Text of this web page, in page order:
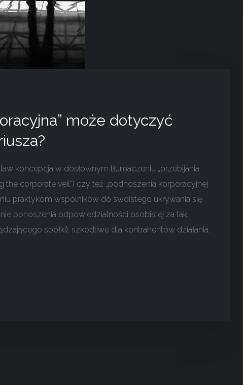
może dotyczyć
koncepcja w dosłownym tłumaczeniu „przebijania
the corporate veil”) czy też „podnoszenia korporacyjnej
praktykom wspólników do swoistego ukrywania się
ponoszenia odpowiedzialności osobistej za tak
spółki), szkodliwe dla kontrahentów działania.